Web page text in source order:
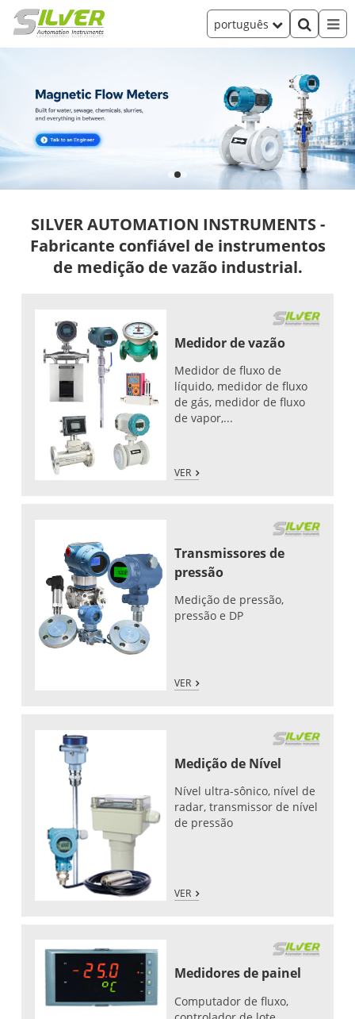
português
SILVER AUTOMATION INSTRUMENTS -
Fabricante confiável de instrumentos
de medição de vazão industrial.
Medidor de vazão
Medidor de fluxo de
líquido, medidor de fluxo
de gás, medidor de fluxo
de vapor,...
VER
Transmissores de
pressão
Medição de pressão,
pressão e DP
VER
Medição de Nível
Nível ultra-sônico, nível de
radar, transmissor de nível
de pressão
VER
Medidores de painel
Computador de fluxo,